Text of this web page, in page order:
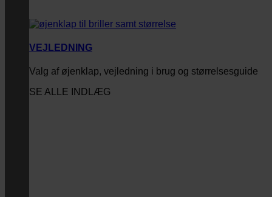
VEJLEDNING
Valg af øjenklap, vejledning i brug og størrelsesguide
SE ALLE INDLÆG